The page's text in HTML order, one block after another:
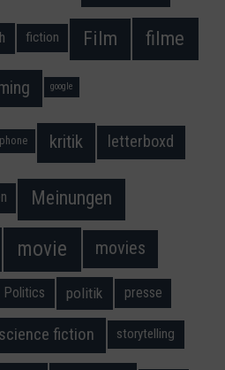
fiction Film filme
google
kritik letterboxd
Meinungen
movie movies
Politics politik presse
science fiction storytelling